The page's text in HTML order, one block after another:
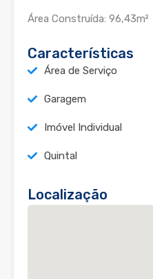
Área Construída: 96,43m²
Características
Área de Serviço
Garagem
Imóvel Individual
Quintal
Localização